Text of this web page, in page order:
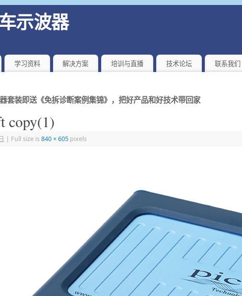
示波器
学习资料 解决方案 培训与直播 技术论坛 联系我们
套装即送《免拆诊断案例集锦》，把好产品和好技术带回家
copy(1)
| Full size is840 × 605 pixels